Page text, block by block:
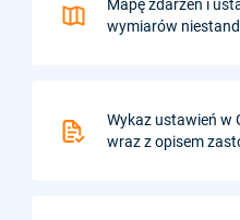
Mapę zdarzeń i
wymiarów
Wykaz ustawień w
wraz z opisem